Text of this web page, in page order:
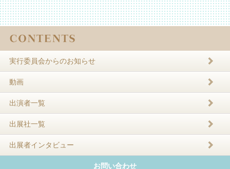
実行委員会からのお知らせ
動画
出演者一覧
出展社一覧
出展者インタビュー
お問い合わせ